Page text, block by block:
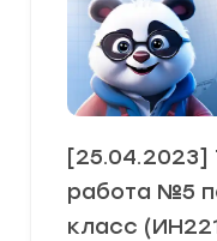
[25.04.2023]
работа №5
класс